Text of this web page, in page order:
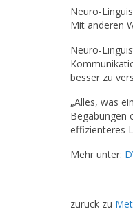
Neuro-
Mit anderen
Neuro-
besser zu
„Alles, was
Begabungen
effizienteres
Mehr unter:
zurück zu